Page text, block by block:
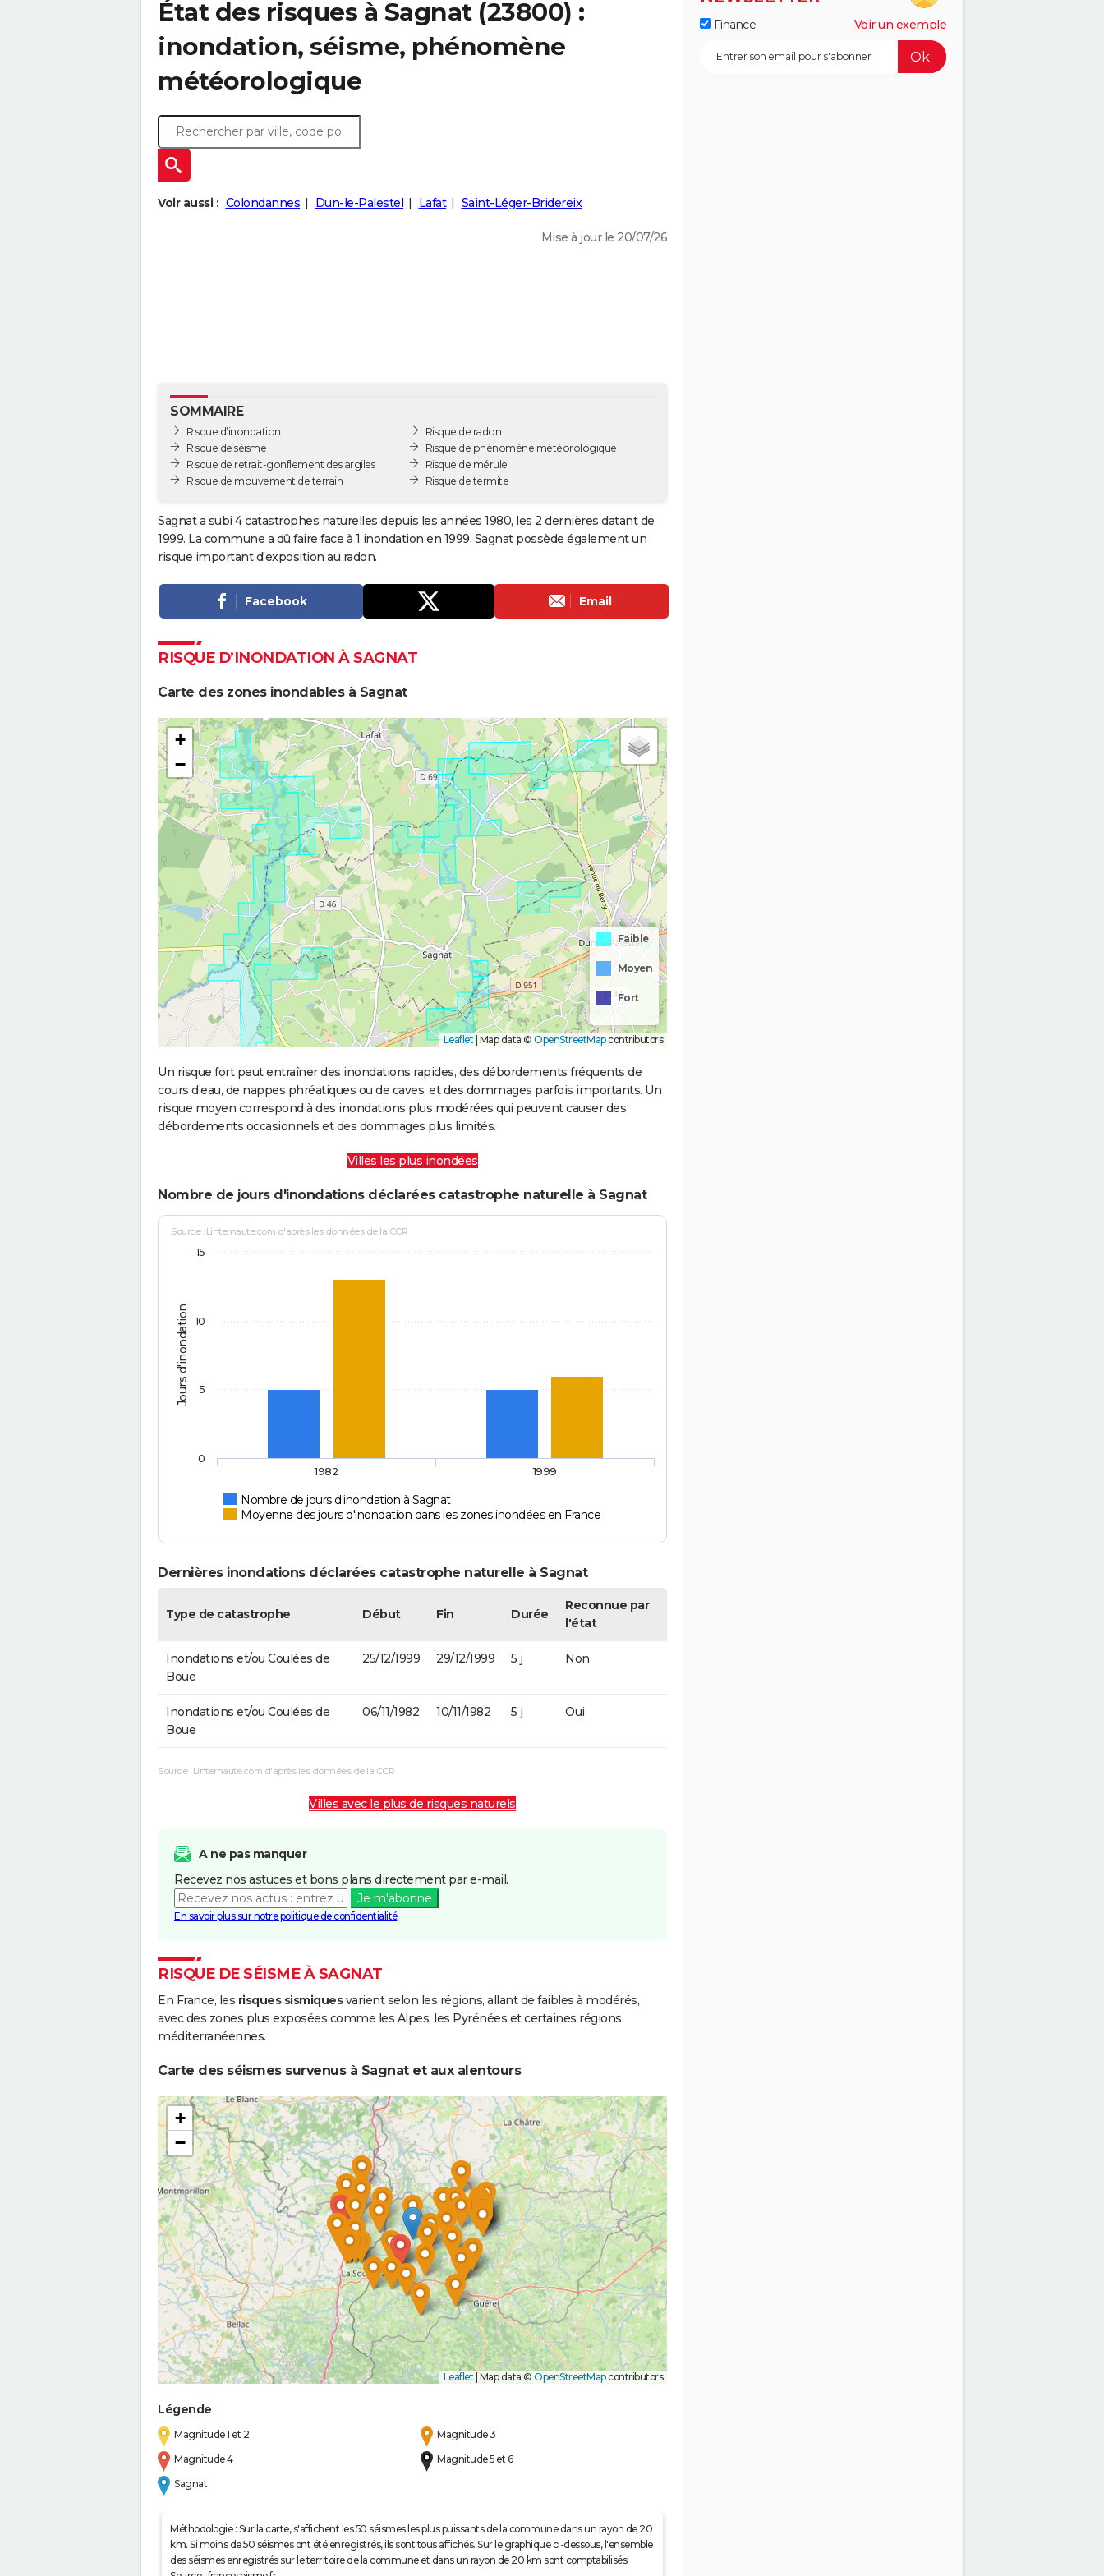
État des risques à Sagnat (23800) :
inondation, séisme, phénomène
météorologique
Voir aussi : Colondannes Dun-le-Palestel Lafat Saint-Léger-Bridereix
Mise à jour le 20/07/26
SOMMAIRE
Risque d’inondation
Risque de séisme
Risque de retrait-gonflement des argiles
Risque de mouvement de terrain
Risque de radon
Risque de phénomène météorologique
Risque de mérule
Risque de termite
Sagnat a subi 4 catastrophes naturelles depuis les années 1980, les 2 dernières datant de
1999. La commune a dû faire face à 1 inondation en 1999. Sagnat possède également un
risque important d'exposition au radon.
Facebook Email
RISQUE D’INONDATION À SAGNAT
Carte des zones inondables à Sagnat
+
−
Faible
Moyen
Fort
Leaflet Map data © OpenStreetMapcontributors
Un risque fort peut entraîner des inondations rapides, des débordements fréquents de
cours d’eau, de nappes phréatiques ou de caves, et des dommages parfois importants. Un
risque moyen correspond à des inondations plus modérées qui peuvent causer des
débordements occasionnels et des dommages plus limités.
Villes les plus inondées
Nombre de jours d'inondations déclarées catastrophe naturelle à Sagnat
Jours d'inondation
Source : Linternaute.com d'après les données de la CCR
Nombre de jours d'inondation à Sagnat
Moyenne des jours d'inondation dans les zones inondées en France
1982 1999
0
5
10
15
Dernières inondations déclarées catastrophe naturelle à Sagnat
Type de catastrophe Début Fin Durée
Reconnue par
l'état
Inondations et/ou Coulées de
Boue
25/12/1999 29/12/1999 5 j Non
Inondations et/ou Coulées de
Boue
06/11/1982 10/11/1982 5 j Oui
Source : Linternaute.com d'après les données de la CCR
Villes avec le plus de risques naturels
A ne pas manquer
Recevez nos astuces et bons plans directement par e-mail.
Je m'abonne
En savoir plus sur notre politique de confidentialité
RISQUE DE SÉISME À SAGNAT
En France, les risques sismiquesvarient selon les régions, allant de faibles à modérés,
avec des zones plus exposées comme les Alpes, les Pyrénées et certaines régions
méditerranéennes.
Carte des séismes survenus à Sagnat et aux alentours
+
−
Leaflet Map data © OpenStreetMapcontributors
Légende
Magnitude 1 et 2
Magnitude 3
Magnitude 4
Magnitude 5 et 6
Sagnat
Méthodologie : Sur la carte, s'affichent les 50 séismes les plus puissants de la commune dans un rayon de 20
km. Si moins de 50 séismes ont été enregistrés, ils sont tous affichés. Sur le graphique ci-dessous, l'ensemble
des séismes enregistrés sur le territoire de la commune et dans un rayon de 20 km sont comptabilisés.
Finance Voir un exemple